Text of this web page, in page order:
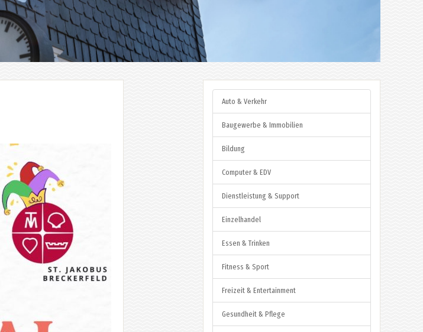
Auto & Verkehr
Baugewerbe & Immobilien
Bildung
Computer & EDV
Dienstleistung & Support
Einzelhandel
Essen & Trinken
Fitness & Sport
Freizeit & Entertainment
Gesundheit & Pflege